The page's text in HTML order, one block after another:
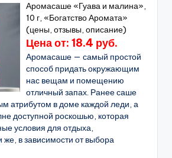
Аромасаше «Гуава и малина»,
10 г, «Богатство Аромата»
(цены, отзывы, описание)
Цена от: 18.4 руб.
Аромасаше — самый простой
способ придать окружающим
нас вещам и помещению
отличный запах. Ранее саше
атрибутом в доме каждой леди, а
доступной роскошью, которая
условия для отдыха,
же, в зависимости от выбора